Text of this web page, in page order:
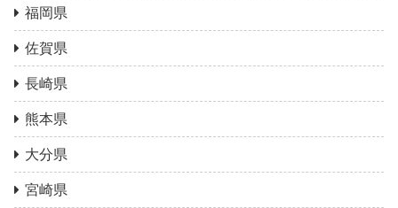
福岡県
佐賀県
長崎県
熊本県
大分県
宮崎県